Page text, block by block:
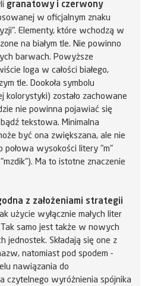
granatowy i czerwony
w oficjalnym znaku
Elementy, które wchodzą w
na białym tle. Nie powinno
barwach. Powyższe
loga w całości białego,
tle. Dookoła symbolu
kolorystyki) zostało zachowane
nie powinna pojawiać się
tekstowa. Minimalna
być ona zwiększana, ale nie
połowa wysokości litery "m"
Ma to istotne znaczenie
z założeniami strategii
użycie wyłącznie małych liter
samo jest także w nowych
jednostek. Składają się one z
natomiast pod spodem -
nawiązania do
czytelnego wyróżnienia spójnika